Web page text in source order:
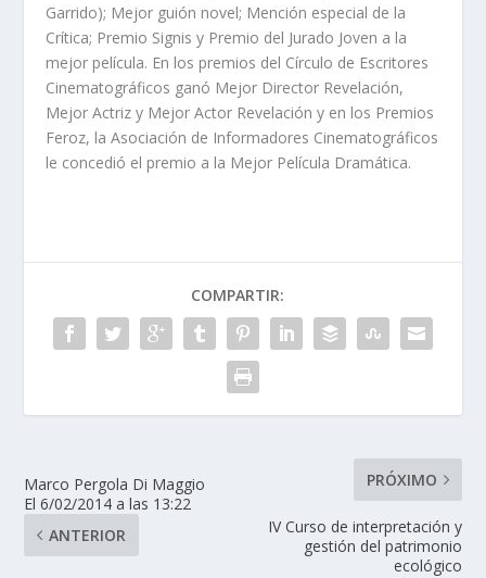
Garrido); Mejor guión novel; Mención especial de la
Crítica; Premio Signis y Premio del Jurado Joven a la
mejor película. En los premios del Círculo de Escritores
Cinematográficos ganó Mejor Director Revelación,
Mejor Actriz y Mejor Actor Revelación y en los Premios
Feroz, la Asociación de Informadores Cinematográficos
le concedió el premio a la Mejor Película Dramática.
COMPARTIR:
Marco Pergola Di Maggio
El 6/02/2014 a las 13:22
ANTERIOR
PRÓXIMO
IV Curso de interpretación y
gestión del patrimonio
ecológico